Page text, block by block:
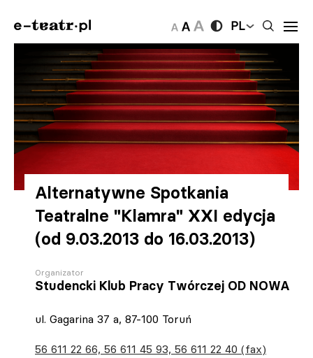
PL
Alternatywne Spotkania
Teatralne "Klamra" XXI edycja
(od 9.03.2013 do 16.03.2013)
Organizator
Studencki Klub Pracy Twórczej OD NOWA
ul. Gagarina 37 a, 87-100 Toruń
56 611 22 66, 56 611 45 93, 56 611 22 40 (fax)